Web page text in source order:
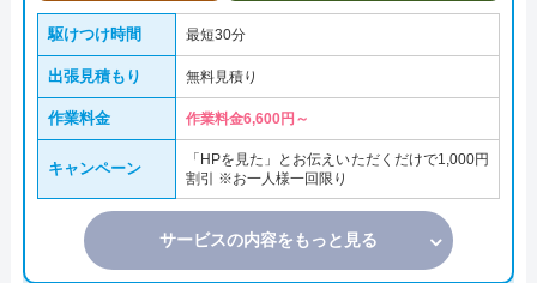
駆けつけ時間 最短30分
出張見積もり 無料見積り
作業料金 作業料金6,600円～
キャンペーン
「HPを見た」とお伝えいただくだけで1,000円
割引 ※お一人様一回限り
サービスの内容をもっと見る